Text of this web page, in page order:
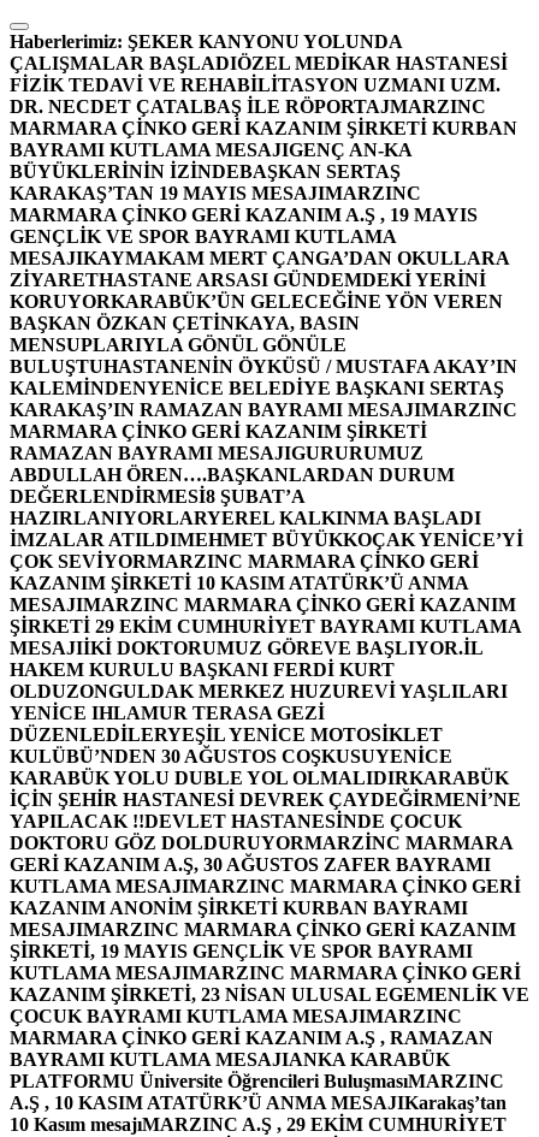
İçeriğe
atla
Haberlerimiz: ŞEKER KANYONU YOLUNDA
ÇALIŞMALAR BAŞLADIÖZEL MEDİKAR HASTANESİ
FİZİK TEDAVİ VE REHABİLİTASYON UZMANI UZM.
DR. NECDET ÇATALBAŞ İLE RÖPORTAJMARZINC
MARMARA ÇİNKO GERİ KAZANIM ŞİRKETİ KURBAN
BAYRAMI KUTLAMA MESAJIGENÇ AN-KA
BÜYÜKLERİNİN İZİNDEBAŞKAN SERTAŞ
KARAKAŞ’TAN 19 MAYIS MESAJIMARZINC
MARMARA ÇİNKO GERİ KAZANIM A.Ş , 19 MAYIS
GENÇLİK VE SPOR BAYRAMI KUTLAMA
MESAJIKAYMAKAM MERT ÇANGA’DAN OKULLARA
ZİYARETHASTANE ARSASI GÜNDEMDEKİ YERİNİ
KORUYORKARABÜK’ÜN GELECEĞİNE YÖN VEREN
BAŞKAN ÖZKAN ÇETİNKAYA, BASIN
MENSUPLARIYLA GÖNÜL GÖNÜLE
BULUŞTUHASTANENİN ÖYKÜSÜ / MUSTAFA AKAY’IN
KALEMİNDENYENİCE BELEDİYE BAŞKANI SERTAŞ
KARAKAŞ’IN RAMAZAN BAYRAMI MESAJIMARZINC
MARMARA ÇİNKO GERİ KAZANIM ŞİRKETİ
RAMAZAN BAYRAMI MESAJIGURURUMUZ
ABDULLAH ÖREN….BAŞKANLARDAN DURUM
DEĞERLENDİRMESİ8 ŞUBAT’A
HAZIRLANIYORLARYEREL KALKINMA BAŞLADI
İMZALAR ATILDIMEHMET BÜYÜKKOÇAK YENİCE’Yİ
ÇOK SEVİYORMARZINC MARMARA ÇİNKO GERİ
KAZANIM ŞİRKETİ 10 KASIM ATATÜRK’Ü ANMA
MESAJIMARZINC MARMARA ÇİNKO GERİ KAZANIM
ŞİRKETİ 29 EKİM CUMHURİYET BAYRAMI KUTLAMA
MESAJIİKİ DOKTORUMUZ GÖREVE BAŞLIYOR.İL
HAKEM KURULU BAŞKANI FERDİ KURT
OLDUZONGULDAK MERKEZ HUZUREVİ YAŞLILARI
YENİCE IHLAMUR TERASA GEZİ
DÜZENLEDİLERYEŞİL YENİCE MOTOSİKLET
KULÜBÜ’NDEN 30 AĞUSTOS COŞKUSUYENİCE
KARABÜK YOLU DUBLE YOL OLMALIDIRKARABÜK
İÇİN ŞEHİR HASTANESİ DEVREK ÇAYDEĞİRMENİ’NE
YAPILACAK !!DEVLET HASTANESİNDE ÇOCUK
DOKTORU GÖZ DOLDURUYORMARZİNC MARMARA
GERİ KAZANIM A.Ş, 30 AĞUSTOS ZAFER BAYRAMI
KUTLAMA MESAJIMARZINC MARMARA ÇİNKO GERİ
KAZANIM ANONİM ŞİRKETİ KURBAN BAYRAMI
MESAJIMARZINC MARMARA ÇİNKO GERİ KAZANIM
ŞİRKETİ, 19 MAYIS GENÇLİK VE SPOR BAYRAMI
KUTLAMA MESAJIMARZINC MARMARA ÇİNKO GERİ
KAZANIM ŞİRKETİ, 23 NİSAN ULUSAL EGEMENLİK VE
ÇOCUK BAYRAMI KUTLAMA MESAJIMARZINC
MARMARA ÇİNKO GERİ KAZANIM A.Ş , RAMAZAN
BAYRAMI KUTLAMA MESAJIANKA KARABÜK
PLATFORMU Üniversite Öğrencileri BuluşmasıMARZINC
A.Ş , 10 KASIM ATATÜRK’Ü ANMA MESAJIKarakaş’tan
10 Kasım mesajıMARZINC A.Ş , 29 EKİM CUMHURİYET